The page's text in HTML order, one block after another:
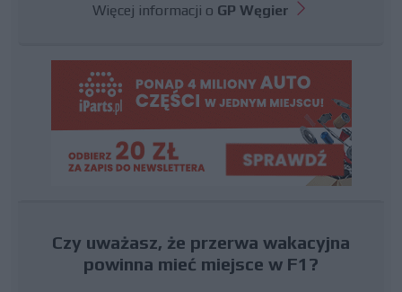
Więcej informacji o GP Węgier
Czy uważasz, że przerwa wakacyjna
powinna mieć miejsce w F1?